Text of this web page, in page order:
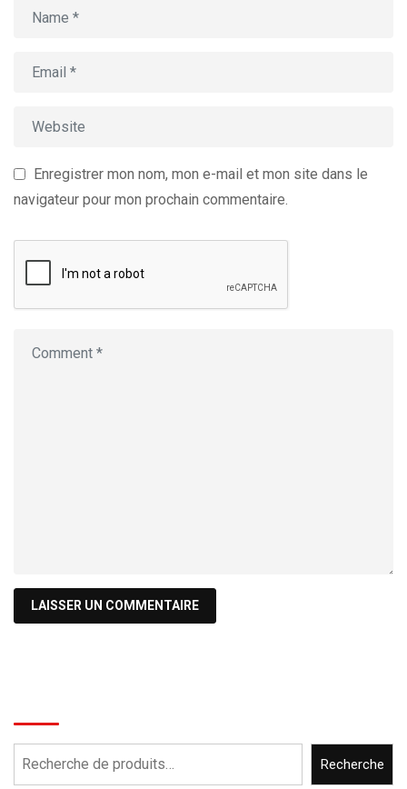
Enregistrer mon nom, mon e-mail et mon site dans le
navigateur pour mon prochain commentaire.
Recherche